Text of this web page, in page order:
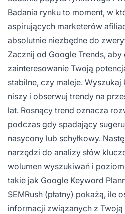
Badania rynku to moment, w
aspirujących marketerów
absolutnie niezbędne do
Zacznij od Google Trends, aby
zainteresowanie Twoją
stabilne, czy maleje. Wyszukaj
niszy i obserwuj trendy na
lat. Rosnący trend oznacza
podczas gdy spadający
nasycony lub schyłkowy.
narzędzi do analizy słów
wolumen wyszukiwań i
takie jak Google Keyword
SEMRush (płatny) pokażą, ile
informacji związanych z